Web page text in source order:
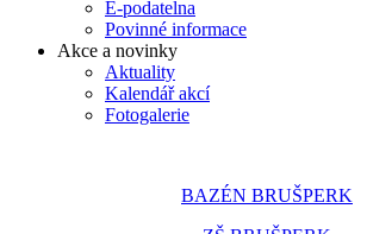
E-podatelna
Povinné informace
Akce a novinky
Aktuality
Kalendář akcí
Fotogalerie
BAZÉN BRUŠPERK